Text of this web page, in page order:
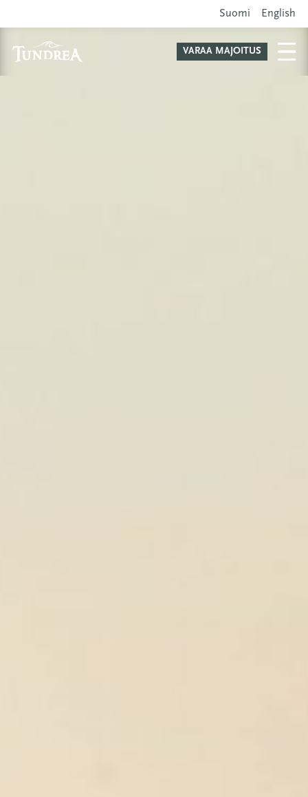
Suomi English
VARAA MAJOITUS